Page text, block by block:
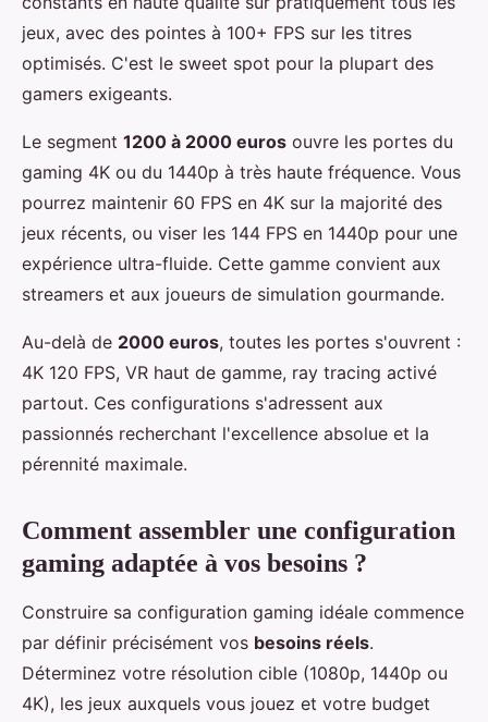
jeux, avec des pointes à 100+ FPS sur les titres
optimisés. C'est le sweet spot pour la plupart des
gamers exigeants.
Le segment 1200 à 2000 euros ouvre les portes du
gaming 4K ou du 1440p à très haute fréquence. Vous
pourrez maintenir 60 FPS en 4K sur la majorité des
jeux récents, ou viser les 144 FPS en 1440p pour une
expérience ultra-fluide. Cette gamme convient aux
streamers et aux joueurs de simulation gourmande.
Au-delà de 2000 euros, toutes les portes s'ouvrent :
4K 120 FPS, VR haut de gamme, ray tracing activé
partout. Ces configurations s'adressent aux
passionnés recherchant l'excellence absolue et la
pérennité maximale.
Comment assembler une configuration
gaming adaptée à vos besoins ?
Construire sa configuration gaming idéale commence
par définir précisément vos besoins réels.
Déterminez votre résolution cible (1080p, 1440p ou
4K), les jeux auxquels vous jouez et votre budget